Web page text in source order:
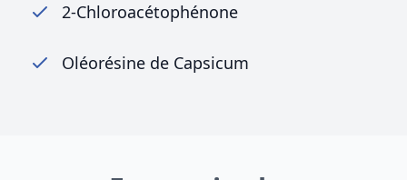
2-Chloroacétophénone
Oléorésine de Capsicum